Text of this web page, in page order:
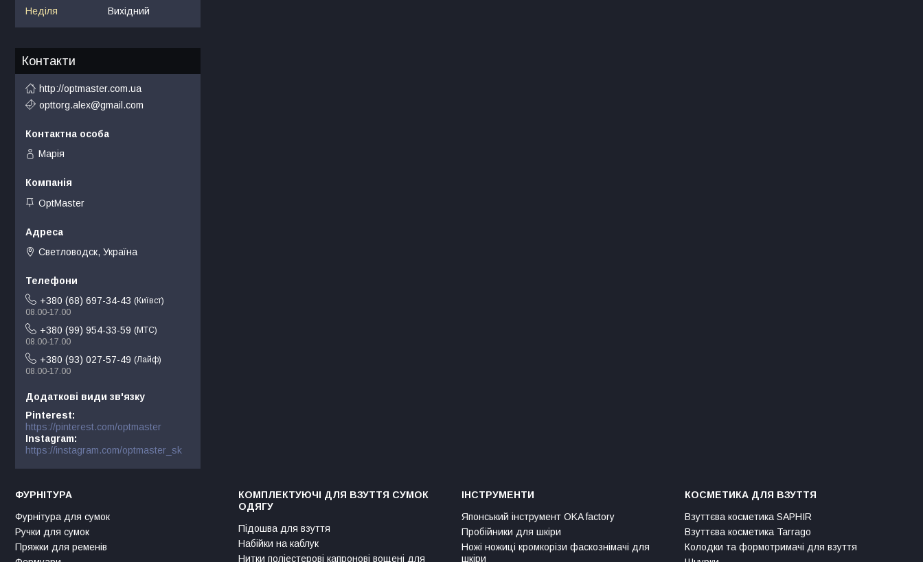
Неділя
Вихідний
Контакти
http://optmaster.com.ua
opttorg.alex@gmail.com
Марія
OptMaster
Светловодск, Україна
+380 (68) 697-34-43
Київст
08.00-17.00
+380 (99) 954-33-59
МТС
08.00-17.00
+380 (93) 027-57-49
Лайф
08.00-17.00
Pinterest
https://pinterest.com/optmaster
Instagram
https://instagram.com/optmaster_sk
ФУРНІТУРА
Фурнітура для сумок
Ручки для сумок
Пряжки для ременів
КОМПЛЕКТУЮЧІ ДЛЯ ВЗУТТЯ СУМОК
ОДЯГУ
Підошва для взуття
Набійки на каблук
Нитки поліестерові капронові вощені для
ІНСТРУМЕНТИ
Японський інструмент OKA factory
Пробійники для шкіри
Ножі ножиці кромкорізи фаскознімачі для
шкіри
КОСМЕТИКА ДЛЯ ВЗУТТЯ
Взуттєва косметика SAPHIR
Взуттєва косметика Tarrago
Колодки та формотримачі для взуття